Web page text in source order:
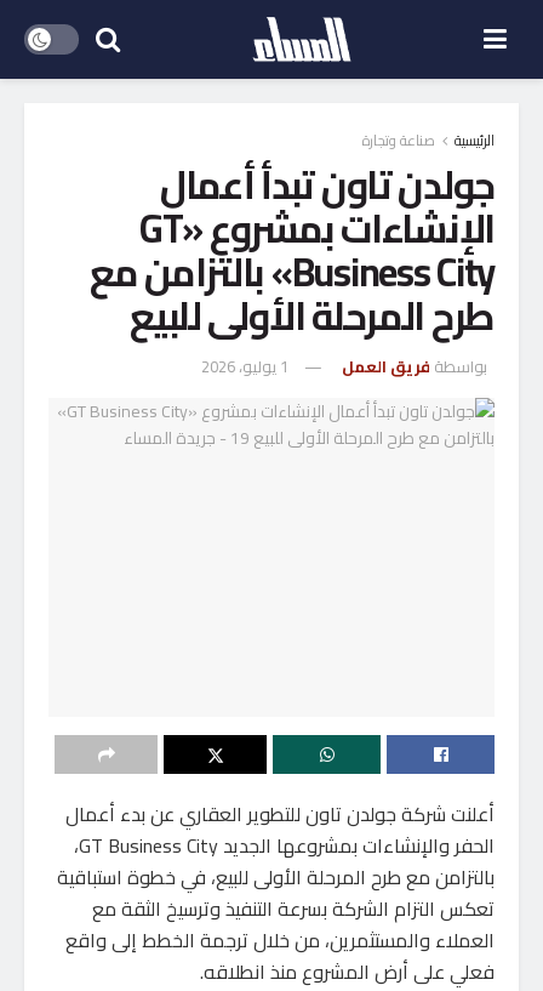
الرئيسية صناعة وتجارة
جولدن تاون تبدأ أعمال
الإنشاءات بمشروع «GT
Business City» بالتزامن مع
طرح المرحلة الأولى للبيع
بواسطة فريق العمل 1 يوليو، 2026
أعلنت شركة جولدن تاون للتطوير العقاري عن بدء أعمال
الحفر والإنشاءات بمشروعها الجديد GT Business City،
بالتزامن مع طرح المرحلة الأولى للبيع، في خطوة استباقية
تعكس التزام الشركة بسرعة التنفيذ وترسيخ الثقة مع
العملاء والمستثمرين، من خلال ترجمة الخطط إلى واقع
فعلي على أرض المشروع منذ انطلاقه.